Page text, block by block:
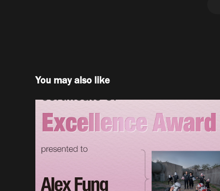
You may also like